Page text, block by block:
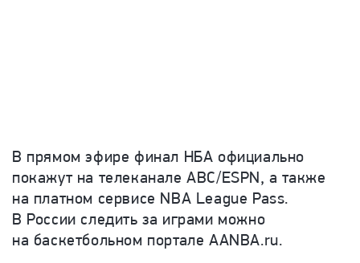
В прямом эфире финал НБА официально
покажут на телеканале ABC/ESPN, а также
на платном сервисе NBA League Pass.
В России следить за играми можно
на баскетбольном портале AANBA.ru.